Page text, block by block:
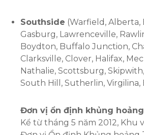
Southside (Warfield, Alberta,
Gasburg, Lawrenceville,
Boydton, Buffalo Junction,
Clarksville, Clover, Halifax,
Nathalie, Scottsburg,
South Hill, Sutherlin, Virgilina,
Đơn vị ổn định khủng hoảng
Kể từ tháng 5 năm 2012, Khu